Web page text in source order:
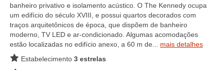
banheiro privativo e isolamento acústico. O The Kennedy ocupa
um edifício do século XVIII, e possui quartos decorados com
traços arquitetônicos de época, que dispõem de banheiro
moderno, TV LED e ar-condicionado. Algumas acomodações
estão localizadas no edifício anexo, a 60 m de... mais detalhes
Estabelecimento 3 estrelas